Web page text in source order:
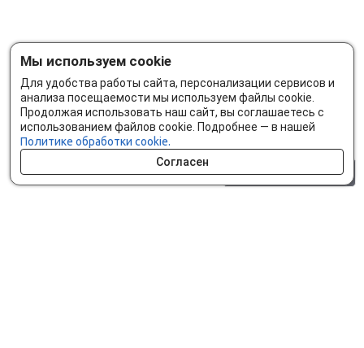
Мы используем cookie
Для удобства работы сайта, персонализации сервисов и
анализа посещаемости мы используем файлы cookie.
Продолжая использовать наш сайт, вы соглашаетесь с
использованием файлов cookie. Подробнее — в нашей
Политике обработки cookie.
Согласен